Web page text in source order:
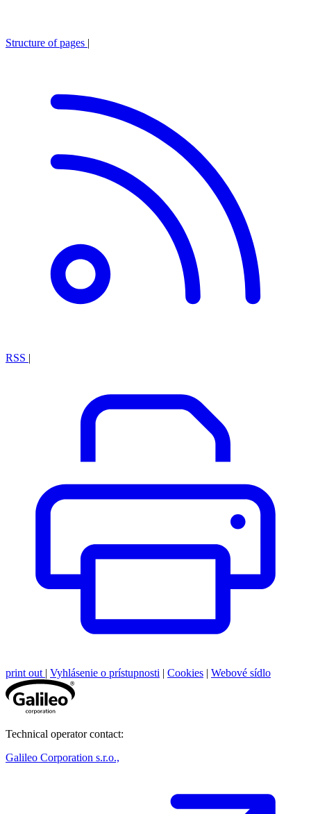
Structure of pages |
RSS |
print out | Vyhlásenie o prístupnosti | Cookies | Webové sídlo
Technical operator contact:
Galileo Corporation s.r.o.,